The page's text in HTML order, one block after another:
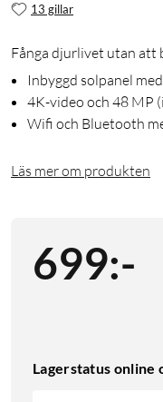
13 gillar
Fånga djurlivet utan att
Inbyggd solpanel
4K-video och 48 MP
Wifi och Bluetooth
Läs mer om produkten
699:-
Lagerstatus online